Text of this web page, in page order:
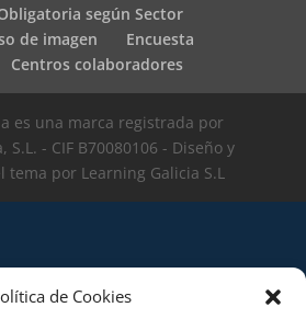
de Cookies
según Sector
de imagen
Encuesta
Centros colaboradores
es una marca registrada por
S.L. - CIF B70080106 - Diseño y
tema por Learning Galicia S.L